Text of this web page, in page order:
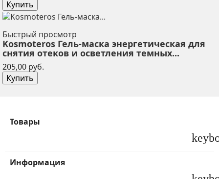
Купить
Быстрый просмотр
Kosmoteros Гель-маска энергетическая для
снятия отеков и осветления темных...
205,00 руб.
Купить
Товары
Информация